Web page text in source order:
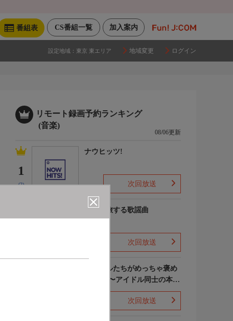
加入案内
CS番組一覧
番組表
設定地域： 東京 東エリア 地域変更 ログイン
リモート録画予約ランキング
(音楽)
08/06更新
1
(2)
ナウヒッツ!
次回放送
列車で旅する歌謡曲
次回放送
ライバルたちがめっちゃ褒め
てくる!〜アイドル同士の本音
レビューSP〜
次回放送